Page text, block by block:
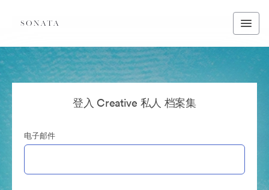
登入 Creative 私人 档案集
电子邮件